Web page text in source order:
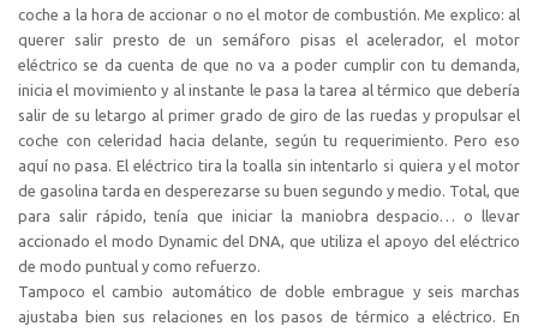
coche a la hora de accionar o no el motor de combustión. Me explico: al
querer salir presto de un semáforo pisas el acelerador, el motor
eléctrico se da cuenta de que no va a poder cumplir con tu demanda,
inicia el movimiento y al instante le pasa la tarea al térmico que debería
salir de su letargo al primer grado de giro de las ruedas y propulsar el
coche con celeridad hacia delante, según tu requerimiento. Pero eso
aquí no pasa. El eléctrico tira la toalla sin intentarlo si quiera y el motor
de gasolina tarda en desperezarse su buen segundo y medio. Total, que
para salir rápido, tenía que iniciar la maniobra despacio… o llevar
accionado el modo Dynamic del DNA, que utiliza el apoyo del eléctrico
de modo puntual y como refuerzo.
Tampoco el cambio automático de doble embrague y seis marchas
ajustaba bien sus relaciones en los pasos de térmico a eléctrico. En